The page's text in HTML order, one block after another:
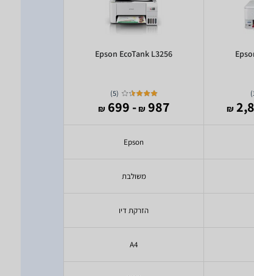
)
₪
Epson EcoTank L3256
(
5
)
987
₪
- 699
₪
Epson
משולבת
הזרקת דיו
A4